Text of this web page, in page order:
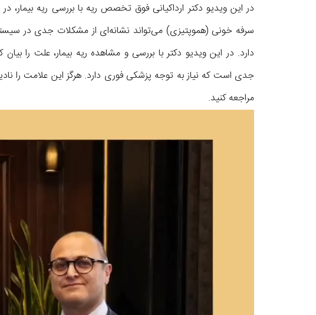
در این ویدیو دکتر ارداکیانی فوق تخصص ریه با بررسی ریه
سرفه خونی (هموپتیزی) می‌تواند نشانه‌ای از مشکلات جدی در
دارد. در این ویدیو دکتر با بررسی و مشاهده ریه بیمار، علت را
جدی است که نیاز به توجه پزشکی فوری دارد. هرگز این علامت را
مراجعه کنید.